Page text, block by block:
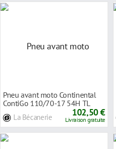
Pneu avant moto Continental
ContiGo 110/70-17 54H TL
La Bécanerie 102,50 €
Livraison gratuite